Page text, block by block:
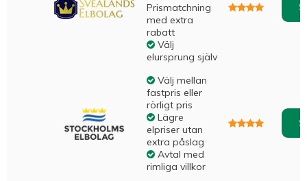
Prismatchning
med extra
rabatt
Välj
elursprung själv
Välj mellan
fastpris eller
rörligt pris
Lägre
elpriser utan
extra påslag
Avtal med
rimliga villkor